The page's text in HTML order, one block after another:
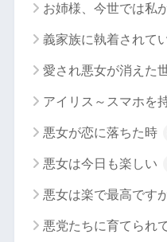
お姉様、今世では私
義家族に執着されて
愛され悪女が消えた
アイリス～スマホを
悪女が恋に落ちた時
悪女は今日も楽しい
悪女は楽で最高です
悪党たちに育てられ